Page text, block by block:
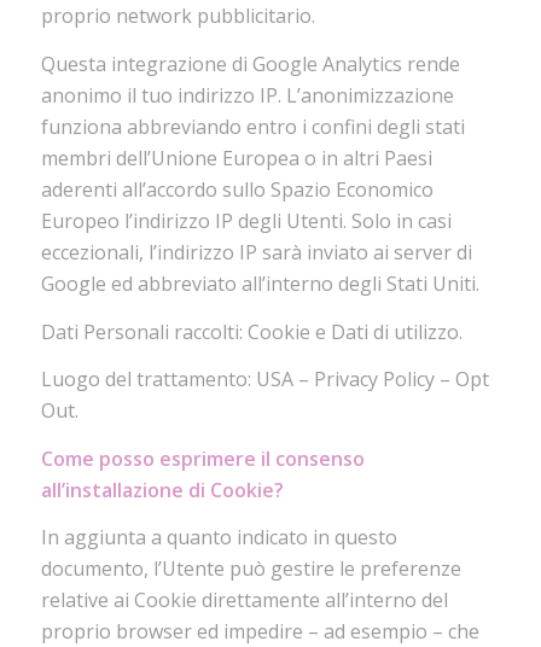
proprio network pubblicitario.
Questa integrazione di Google Analytics rende
anonimo il tuo indirizzo IP. L’anonimizzazione
funziona abbreviando entro i confini degli stati
membri dell’Unione Europea o in altri Paesi
aderenti all’accordo sullo Spazio Economico
Europeo l’indirizzo IP degli Utenti. Solo in casi
eccezionali, l’indirizzo IP sarà inviato ai server di
Google ed abbreviato all’interno degli Stati Uniti.
Dati Personali raccolti: Cookie e Dati di utilizzo.
Luogo del trattamento: USA – Privacy Policy – Opt
Out.
Come posso esprimere il consenso
all’installazione di Cookie?
In aggiunta a quanto indicato in questo
documento, l’Utente può gestire le preferenze
relative ai Cookie direttamente all’interno del
proprio browser ed impedire – ad esempio – che